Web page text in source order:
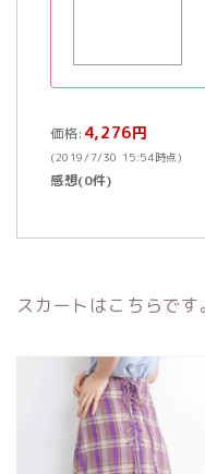
価格: 4,276円
(2019/7/30 15:54時点)
感想(0件)
スカートはこちらです。